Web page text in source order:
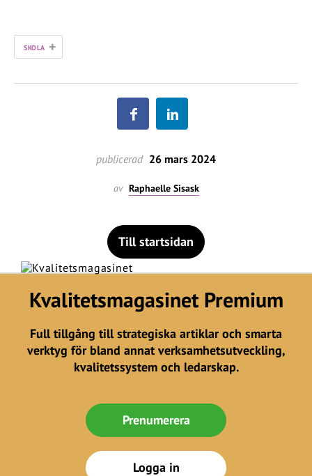
SKOLA +
publicerad 26 mars 2024
av Raphaelle Sisask
Till startsidan
Kvalitetsmagasinet Premium
Full tillgång till strategiska artiklar och smarta
verktyg för bland annat verksamhetsutveckling,
kvalitetssystem och ledarskap.
Prenumerera
Logga in